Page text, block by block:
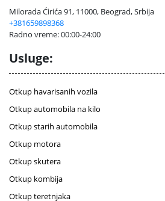
Milorada Ćirića 91, 11000, Beograd, Srbija
+381659898368
Radno vreme: 00:00-24:00
Usluge:
Otkup havarisanih vozila
Otkup automobila na kilo
Otkup starih automobila
Otkup motora
Otkup skutera
Otkup kombija
Otkup teretnjaka